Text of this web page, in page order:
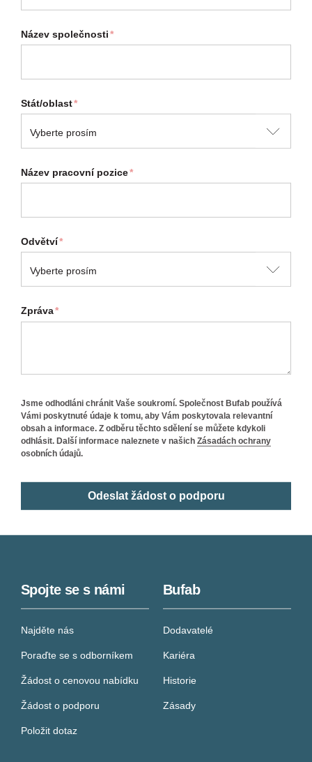
Název společnosti*
Stát/oblast*
Název pracovní pozice*
Odvětví*
Zpráva*
Jsme odhodláni chránit Vaše soukromí. Společnost Bufab používá
Vámi poskytnuté údaje k tomu, aby Vám poskytovala relevantní
obsah a informace. Z odběru těchto sdělení se můžete kdykoli
odhlásit. Další informace naleznete v našich Zásadách ochrany
osobních údajů.
Spojte se s námi
Najděte nás
Poraďte se s odborníkem
Žádost o cenovou nabídku
Žádost o podporu
Položit dotaz
Bufab
Dodavatelé
Kariéra
Historie
Zásady